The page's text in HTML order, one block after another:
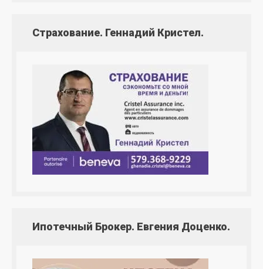
Страхование. Геннадий Кристел.
Ипотечный Брокер. Евгения Доценко.